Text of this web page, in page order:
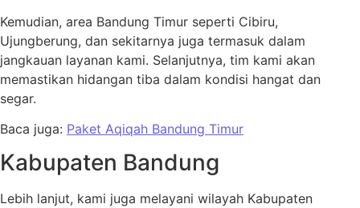
Kemudian, area Bandung Timur seperti Cibiru,
Ujungberung, dan sekitarnya juga termasuk dalam
jangkauan layanan kami. Selanjutnya, tim kami akan
memastikan hidangan tiba dalam kondisi hangat dan
segar.
Baca juga: Paket Aqiqah Bandung Timur
Kabupaten Bandung
Lebih lanjut, kami juga melayani wilayah Kabupaten